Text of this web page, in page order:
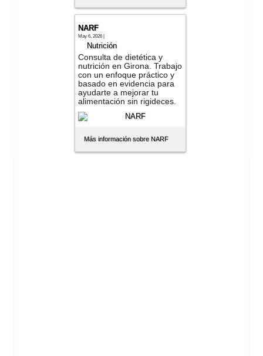
NARF
May 6, 2026 |
Nutrición
Consulta de dietética y
nutrición en Girona. Trabajo
con un enfoque práctico y
basado en evidencia para
ayudarte a mejorar tu
alimentación sin rigideces.
Más información sobre NARF